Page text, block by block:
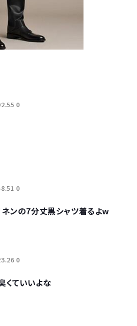
0
0
ンの7分丈黒シャツ着るよw
0
くていいよな